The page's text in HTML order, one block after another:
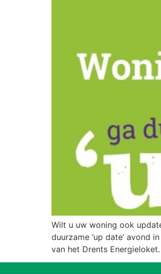
Wilt u uw woning ook
duurzame ‘up date’ avond
van het Drents